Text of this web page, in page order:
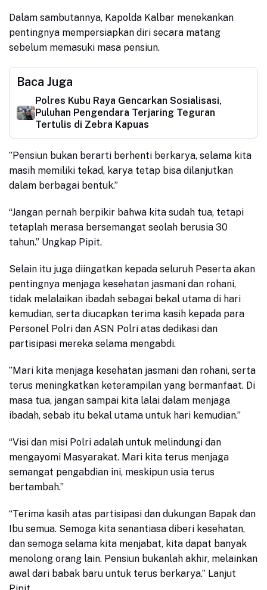
Dalam sambutannya, Kapolda Kalbar menekankan
pentingnya mempersiapkan diri secara matang
sebelum memasuki masa pensiun.
Baca Juga
Polres Kubu Raya Gencarkan Sosialisasi,
Puluhan Pengendara Terjaring Teguran
Tertulis di Zebra Kapuas
​”Pensiun bukan berarti berhenti berkarya, selama kita
masih memiliki tekad, karya tetap bisa dilanjutkan
dalam berbagai bentuk.”
“Jangan pernah berpikir bahwa kita sudah tua, tetapi
tetaplah merasa bersemangat seolah berusia 30
tahun.” Ungkap Pipit.
​Selain itu juga diingatkan kepada seluruh Peserta akan
pentingnya menjaga kesehatan jasmani dan rohani,
tidak melalaikan ibadah sebagai bekal utama di hari
kemudian, serta diucapkan terima kasih kepada para
Personel Polri dan ASN Polri atas dedikasi dan
partisipasi mereka selama mengabdi.
​”Mari kita menjaga kesehatan jasmani dan rohani, serta
terus meningkatkan keterampilan yang bermanfaat. Di
masa tua, jangan sampai kita lalai dalam menjaga
ibadah, sebab itu bekal utama untuk hari kemudian.”
“Visi dan misi Polri adalah untuk melindungi dan
mengayomi Masyarakat. Mari kita terus menjaga
semangat pengabdian ini, meskipun usia terus
bertambah.”
“Terima kasih atas partisipasi dan dukungan Bapak dan
Ibu semua. Semoga kita senantiasa diberi kesehatan,
dan semoga selama kita menjabat, kita dapat banyak
menolong orang lain. Pensiun bukanlah akhir, melainkan
awal dari babak baru untuk terus berkarya.” Lanjut